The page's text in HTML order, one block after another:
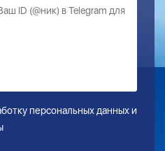
персональных данных и